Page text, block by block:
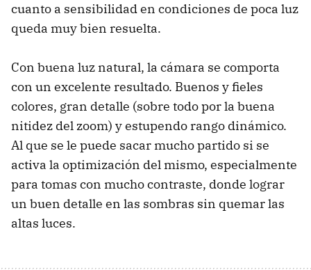
cuanto a sensibilidad en condiciones de poca luz
queda muy bien resuelta.
Con buena luz natural, la cámara se comporta
con un excelente resultado. Buenos y fieles
colores, gran detalle (sobre todo por la buena
nitidez del zoom) y estupendo rango dinámico.
Al que se le puede sacar mucho partido si se
activa la optimización del mismo, especialmente
para tomas con mucho contraste, donde lograr
un buen detalle en las sombras sin quemar las
altas luces.